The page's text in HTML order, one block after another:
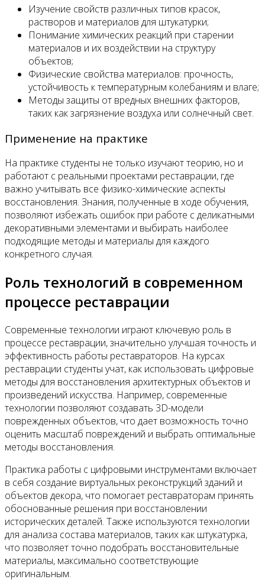
Изучение свойств различных типов красок,
растворов и материалов для штукатурки;
Понимание химических реакций при старении
материалов и их воздействии на структуру
объектов;
Физические свойства материалов: прочность,
устойчивость к температурным колебаниям и влаге;
Методы защиты от вредных внешних факторов,
таких как загрязнение воздуха или солнечный свет.
Применение на практике
На практике студенты не только изучают теорию, но и
работают с реальными проектами реставрации, где
важно учитывать все физико-химические аспекты
восстановления. Знания, полученные в ходе обучения,
позволяют избежать ошибок при работе с деликатными
декоративными элементами и выбирать наиболее
подходящие методы и материалы для каждого
конкретного случая.
Роль технологий в современном
процессе реставрации
Современные технологии играют ключевую роль в
процессе реставрации, значительно улучшая точность и
эффективность работы реставраторов. На курсах
реставрации студенты учат, как использовать цифровые
методы для восстановления архитектурных объектов и
произведений искусства. Например, современные
технологии позволяют создавать 3D-модели
поврежденных объектов, что дает возможность точно
оценить масштаб повреждений и выбрать оптимальные
методы восстановления.
Практика работы с цифровыми инструментами включает
в себя создание виртуальных реконструкций зданий и
объектов декора, что помогает реставраторам принять
обоснованные решения при восстановлении
исторических деталей. Также используются технологии
для анализа состава материалов, таких как штукатурка,
что позволяет точно подобрать восстановительные
материалы, максимально соответствующие
оригинальным.